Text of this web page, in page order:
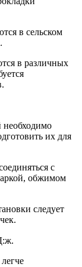
в сельском
в различных
необходимо
их для
с
обжимом
следует